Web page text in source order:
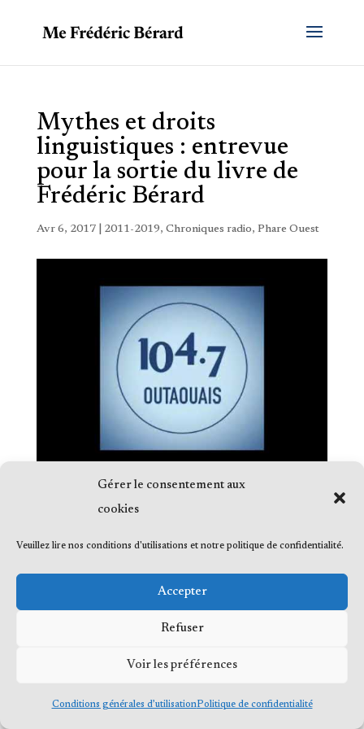
Gérer le consentement aux
cookies
Veuillez lire nos conditions d'utilisations et notre politique de confidentialité.
Accepter
Refuser
Voir les préférences
Conditions générales d’utilisationPolitique de confidentialité
Mythes et droits
linguistiques : entrevue
pour la sortie du livre de
Frédéric Bérard
Avr 6, 2017| 2011-2019, Chroniques radio, Phare Ouest